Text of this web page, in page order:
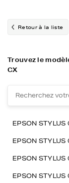
Retour à la liste
Trouvez le
CX
EPSON STYLUS
EPSON STYLUS
EPSON STYLUS
EPSON STYLUS